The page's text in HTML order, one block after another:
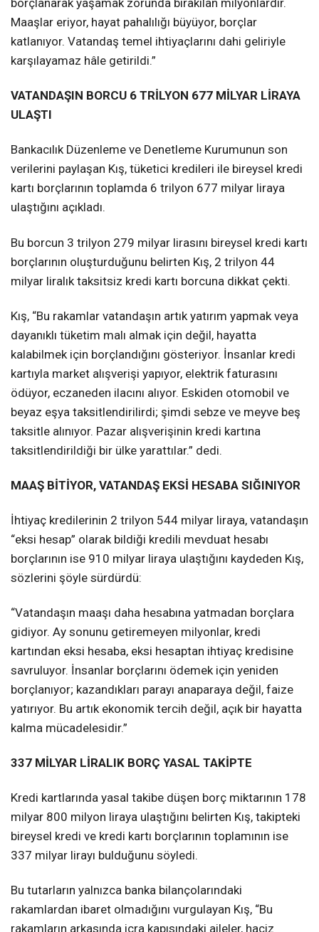
borçlanarak yaşamak zorunda bırakılan milyonlardır.
Maaşlar eriyor, hayat pahalılığı büyüyor, borçlar
katlanıyor. Vatandaş temel ihtiyaçlarını dahi geliriyle
karşılayamaz hâle getirildi.”
VATANDAŞIN BORCU 6 TRİLYON 677 MİLYAR LİRAYA
ULAŞTI
Bankacılık Düzenleme ve Denetleme Kurumunun son
verilerini paylaşan Kış, tüketici kredileri ile bireysel kredi
kartı borçlarının toplamda 6 trilyon 677 milyar liraya
ulaştığını açıkladı.
Bu borcun 3 trilyon 279 milyar lirasını bireysel kredi kartı
borçlarının oluşturduğunu belirten Kış, 2 trilyon 44
milyar liralık taksitsiz kredi kartı borcuna dikkat çekti.
Kış, “Bu rakamlar vatandaşın artık yatırım yapmak veya
dayanıklı tüketim malı almak için değil, hayatta
kalabilmek için borçlandığını gösteriyor. İnsanlar kredi
kartıyla market alışverişi yapıyor, elektrik faturasını
ödüyor, eczaneden ilacını alıyor. Eskiden otomobil ve
beyaz eşya taksitlendirilirdi; şimdi sebze ve meyve beş
taksitle alınıyor. Pazar alışverişinin kredi kartına
taksitlendirildiği bir ülke yarattılar.” dedi.
MAAŞ BİTİYOR, VATANDAŞ EKSİ HESABA SIĞINIYOR
İhtiyaç kredilerinin 2 trilyon 544 milyar liraya, vatandaşın
“eksi hesap” olarak bildiği kredili mevduat hesabı
borçlarının ise 910 milyar liraya ulaştığını kaydeden Kış,
sözlerini şöyle sürdürdü:
“Vatandaşın maaşı daha hesabına yatmadan borçlara
gidiyor. Ay sonunu getiremeyen milyonlar, kredi
kartından eksi hesaba, eksi hesaptan ihtiyaç kredisine
savruluyor. İnsanlar borçlarını ödemek için yeniden
borçlanıyor; kazandıkları parayı anaparaya değil, faize
yatırıyor. Bu artık ekonomik tercih değil, açık bir hayatta
kalma mücadelesidir.”
337 MİLYAR LİRALIK BORÇ YASAL TAKİPTE
Kredi kartlarında yasal takibe düşen borç miktarının 178
milyar 800 milyon liraya ulaştığını belirten Kış, takipteki
bireysel kredi ve kredi kartı borçlarının toplamının ise
337 milyar lirayı bulduğunu söyledi.
Bu tutarların yalnızca banka bilançolarındaki
rakamlardan ibaret olmadığını vurgulayan Kış, “Bu
rakamların arkasında icra kapısındaki aileler, haciz